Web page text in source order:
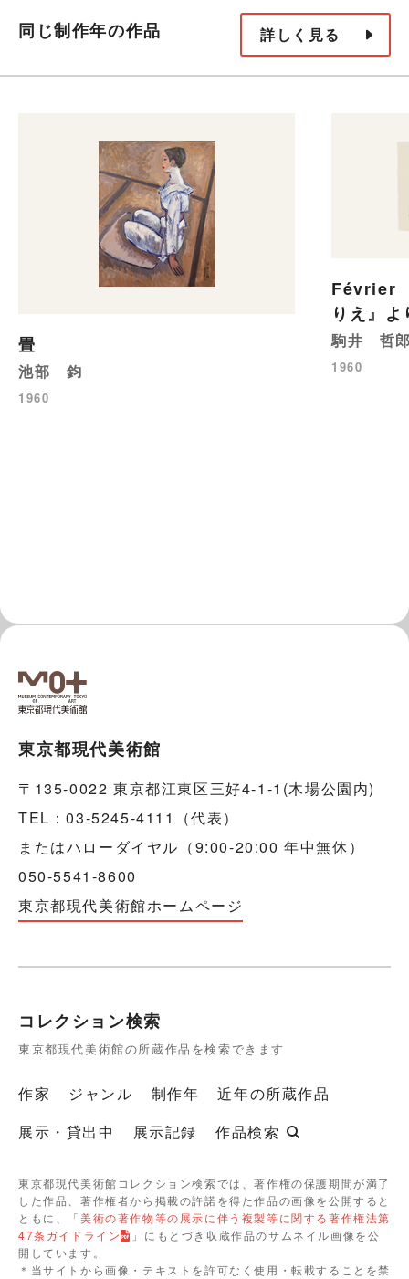
同じ制作年の作品 詳しく見る
畳
池部 鈞
1960
Février
りえ』よ
駒井 哲
1960
東京都現代美術館
〒135-0022 東京都江東区三好4-1-1(木場公園内)
TEL：03-5245-4111（代表）
またはハローダイヤル（9:00-20:00 年中無休）
050-5541-8600
東京都現代美術館ホームページ
コレクション検索
東京都現代美術館の所蔵作品を検索できます
作家 ジャンル 制作年
近年の所蔵作品
展示・貸出中
展示記録 作品検索
東京都現代美術館コレクション検索では、著作権の保護期間が満了
した作品、著作権者から掲載の許諾を得た作品の画像を公開すると
ともに、「美術の著作物等の展示に伴う複製等に関する著作権法第
47条ガイドライン
」にもとづき収蔵作品のサムネイル画像を公
開しています。
＊当サイトから画像・テキストを許可なく使用・転載することを禁